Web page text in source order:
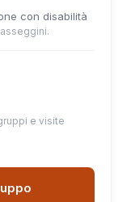
con disabilità
e visite